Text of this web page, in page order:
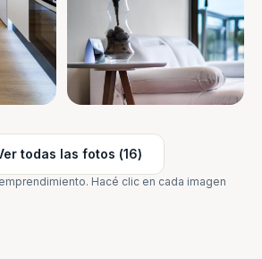
todas las fotos (16)
Hacé clic en cada imagen